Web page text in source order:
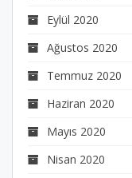
Eylül 2020
Ağustos 2020
Temmuz 2020
Haziran 2020
Mayıs 2020
Nisan 2020